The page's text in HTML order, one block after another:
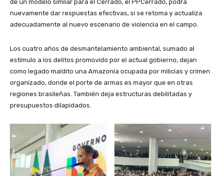
de un modelo similar para el Cerrado, el PPCerrado, podrá
nuevamente dar respuestas efectivas, si se retoma y actualiza
adecuadamente al nuevo escenario de violencia en el campo.
Los cuatro años de desmantelamiento ambiental, sumado al
estímulo a los delitos promovido por el actual gobierno, dejan
como legado maldito una Amazonía ocupada por milicias y crimen
organizado, donde el porte de armas es mayor que en otras
regiones brasileñas. También deja estructuras debilitadas y
presupuestos dilapidados.